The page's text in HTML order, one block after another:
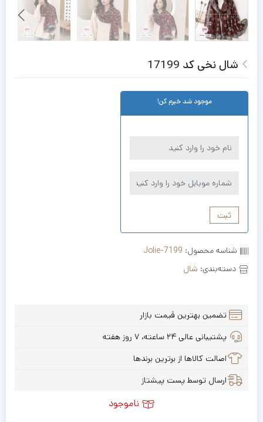
شال نخی کد 17199
موجود شد خبرم کن!
ثبت
شناسه محصول: Jolie-7199
دسته‌بندی: شال
تضمین بهترین قیمت بازار
پشتیبانی عالی ۲۴ ساعته، ۷ روز هفته
اصالت کالاها از برترین برندها
ارسال توسط پست پیشتاز
ناموجود